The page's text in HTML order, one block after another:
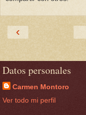
‹
Datos personales
Carmen Montoro
Ver todo mi perfil